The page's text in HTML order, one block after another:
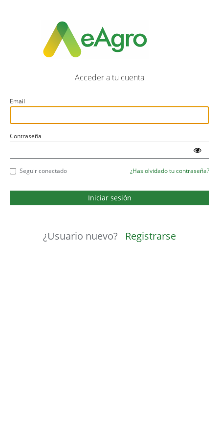
Acceder a tu cuenta
Email
Contraseña
Seguir conectado ¿Has olvidado tu contraseña?
¿Usuario nuevo? Registrarse